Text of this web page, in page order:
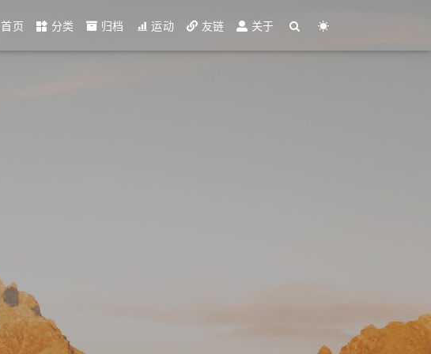
首页 分类 归档 运动 友链 关于